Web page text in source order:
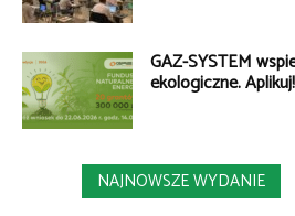
GAZ-SYSTEM
ekologiczne. Aplikuj!
NAJNOWSZE WYDANIE